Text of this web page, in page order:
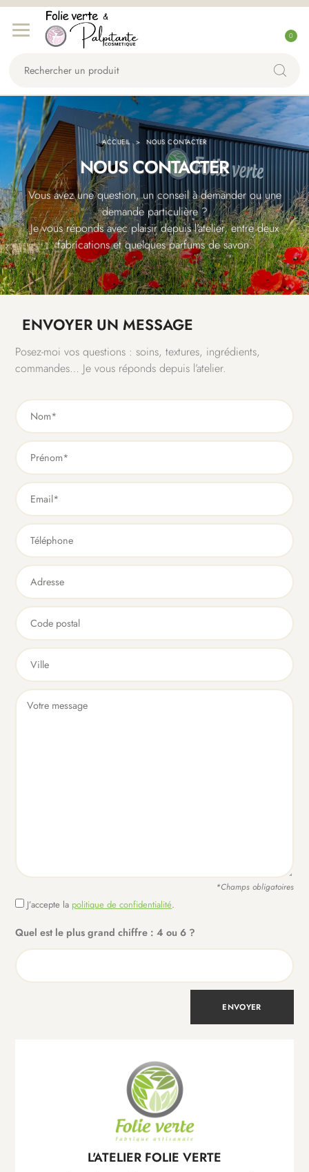
navigation
produit...
C
o
e
x
o
0
ACCUEIL NOUS CONTACTER
NOUS CONTACTER
Vous avez une question, un conseil à demander ou une
demande particulière ?
Je vous réponds avec plaisir depuis l’atelier, entre deux
fabrications et quelques parfums de savon.
ENVOYER UN MESSAGE
Posez-moi vos questions : soins, textures, ingrédients,
commandes… Je vous réponds depuis l’atelier.
*Champs obligatoires
J’accepte la politique de confidentialité.
Quel est le plus grand chiffre : 4 ou 6 ?
L'ATELIER FOLIE VERTE